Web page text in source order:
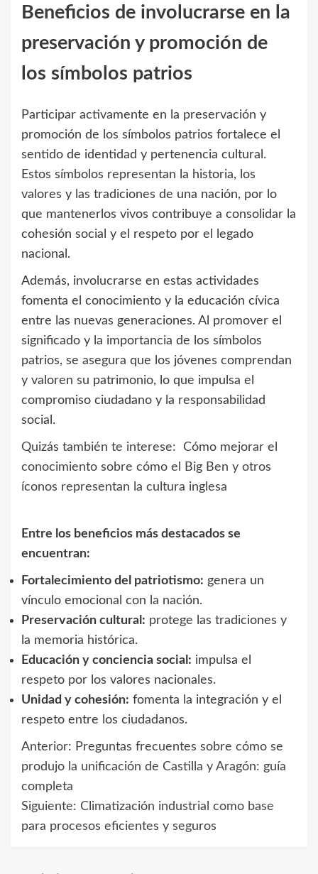
Beneficios de involucrarse en la
preservación y promoción de
los símbolos patrios
Participar activamente en la preservación y
promoción de los símbolos patrios fortalece el
sentido de identidad y pertenencia cultural.
Estos símbolos representan la historia, los
valores y las tradiciones de una nación, por lo
que mantenerlos vivos contribuye a consolidar la
cohesión social y el respeto por el legado
nacional.
Además, involucrarse en estas actividades
fomenta el conocimiento y la educación cívica
entre las nuevas generaciones. Al promover el
significado y la importancia de los símbolos
patrios, se asegura que los jóvenes comprendan
y valoren su patrimonio, lo que impulsa el
compromiso ciudadano y la responsabilidad
social.
Quizás también te interese:
Cómo mejorar el
conocimiento sobre cómo el Big Ben y otros
íconos representan la cultura inglesa
Entre los beneficios más destacados se
encuentran:
Fortalecimiento del patriotismo: genera un
vínculo emocional con la nación.
Preservación cultural: protege las tradiciones y
la memoria histórica.
Educación y conciencia social: impulsa el
respeto por los valores nacionales.
Unidad y cohesión: fomenta la integración y el
respeto entre los ciudadanos.
Navegación
de
entradas
Anterior: Preguntas frecuentes sobre cómo se
produjo la unificación de Castilla y Aragón: guía
completa
Siguiente: Climatización industrial como base
para procesos eficientes y seguros